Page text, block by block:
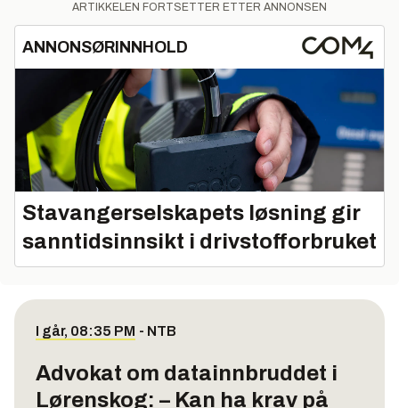
ARTIKKELEN FORTSETTER ETTER ANNONSEN
ANNONSØRINNHOLD
Stavangerselskapets løsning gir
sanntidsinnsikt i drivstofforbruket
I går, 08:35 PM - NTB
Advokat om datainnbruddet i
Lørenskog: – Kan ha krav på